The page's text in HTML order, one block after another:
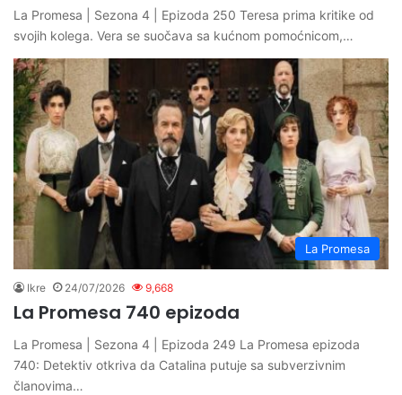
La Promesa | Sezona 4 | Epizoda 250 Teresa prima kritike od
svojih kolega. Vera se suočava sa kućnom pomoćnicom,…
La Promesa
Ikre 24/07/2026 9,668
La Promesa 740 epizoda
La Promesa | Sezona 4 | Epizoda 249 La Promesa epizoda
740: Detektiv otkriva da Catalina putuje sa subverzivnim
članovima…